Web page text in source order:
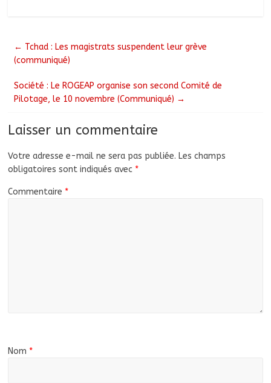
← Tchad : Les magistrats suspendent leur grève
(communiqué)
Société : Le ROGEAP organise son second Comité de
Pilotage, le 10 novembre (Communiqué) →
Laisser un commentaire
Votre adresse e-mail ne sera pas publiée. Les champs
obligatoires sont indiqués avec *
Commentaire *
Nom *